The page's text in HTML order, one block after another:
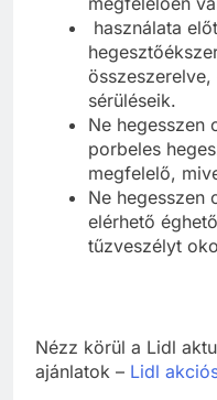
használata
sérüléseik.
Ne hegesszen
porbeles
megfelelő,
Ne hegesszen
elérhető
tűzveszélyt
Nézz körül a Lidl
ajánlatok – Lidl